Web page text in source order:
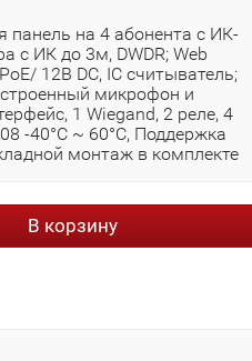
на 4 абонента с ИК-
с ИК до 3м, DWDR; Web
12В DC, IC считыватель;
микрофон и
1 Wiegand, 2 реле, 4
-40°C ~ 60°C, Поддержка
монтаж в комплекте
В корзину